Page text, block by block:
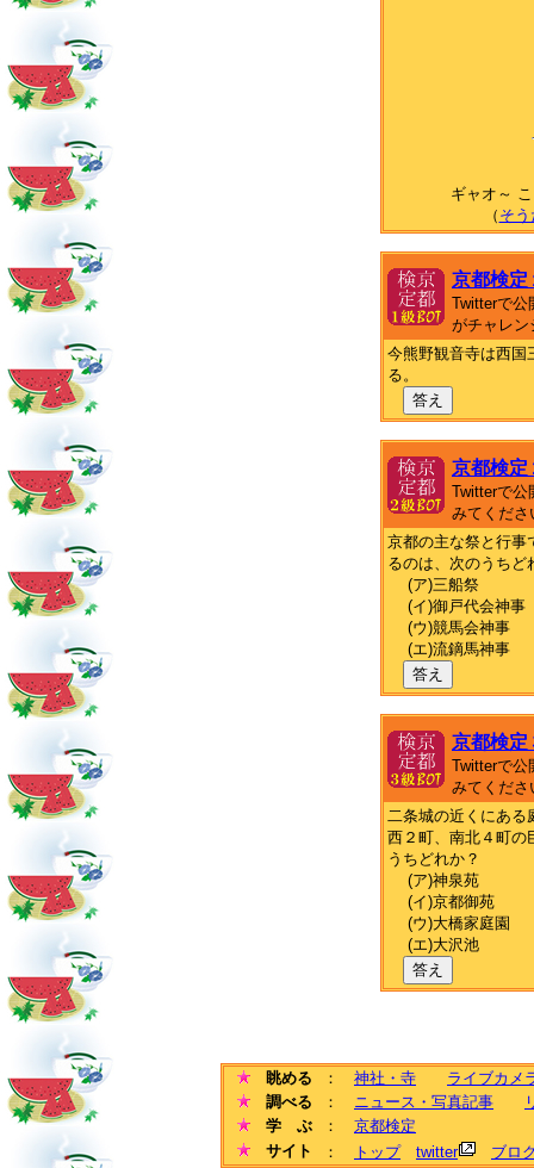
ギャオ～
（ そ
京都検定
Twitterで公
がチャレン
今熊野観音寺は西国
る。
答え
京都検定
Twitterで公
みてくださ
京都の主な祭と行事
るのは、次のうちど
(ア)三船祭
(イ)御戸代会神事
(ウ)競馬会神事
(エ)流鏑馬神事
答え
京都検定
Twitterで公
みてくださ
二条城の近くにある
西２町、南北４町の
うちどれか？
(ア)神泉苑
(イ)京都御苑
(ウ)大橋家庭園
(エ)大沢池
答え
眺める ： 神社・寺
ライブカメ
調べる
： ニュース・写真記事
学 ぶ
： 京都検定
サイト
： トップ twitter ブロ